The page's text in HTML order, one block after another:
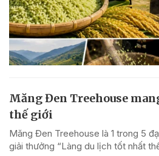
Măng Đen Treehouse
thế giới
Măng Đen Treehouse là 1 trong 5
giải thưởng “Làng du lịch tốt nhất